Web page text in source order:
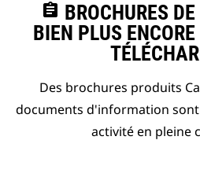
assignment BROCHURES
BIEN PLUS
Des brochures produits
documents d'information
activité en pleine